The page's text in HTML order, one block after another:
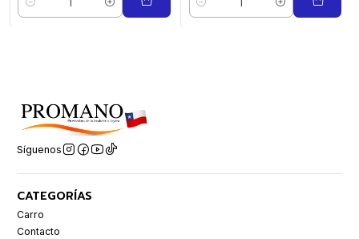
Cantidad Cantidad
Síguenos
CATEGORÍAS
Carro
Contacto